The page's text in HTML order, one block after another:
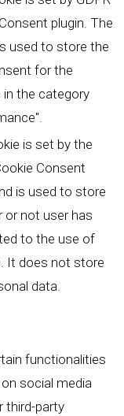
plugin. The
used to store the
for the
in the category
is set by the
Consent
is used to store
or not user has
to the use of
It does not store
data.
functionalities
social media
third-party